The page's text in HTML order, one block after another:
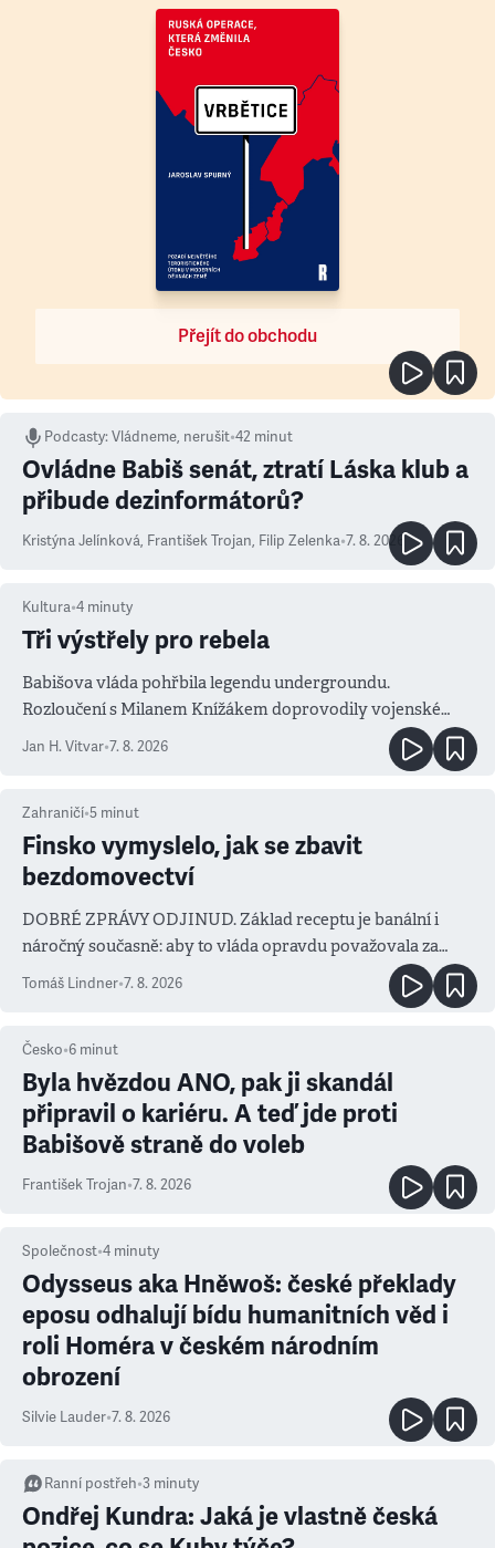
Přejít do obchodu
Podcasty:Vládneme, nerušit•42 minut
Ovládne Babiš senát, ztratí Láska klub a
přibude dezinformátorů?
Kristýna Jelínková, František Trojan, Filip Zelenka•7. 8. 2026
Kultura•4 minuty
Tři výstřely pro rebela
Babišova vláda pohřbila legendu undergroundu.
Rozloučení s Milanem Knížákem doprovodily vojenské
salvy i kritika pokrokářů
Jan H. Vitvar•7. 8. 2026
Zahraničí•5 minut
Finsko vymyslelo, jak se zbavit
bezdomovectví
DOBRÉ ZPRÁVY ODJINUD. Základ receptu je banální i
náročný současně: aby to vláda opravdu považovala za
prioritu
Tomáš Lindner•7. 8. 2026
Česko•6 minut
Byla hvězdou ANO, pak ji skandál
připravil o kariéru. A teď jde proti
Babišově straně do voleb
František Trojan•7. 8. 2026
Společnost•4 minuty
Odysseus aka Hněwoš: české překlady
eposu odhalují bídu humanitních věd i
roli Homéra v českém národním
obrození
Silvie Lauder•7. 8. 2026
Ranní postřeh•3 minuty
Ondřej Kundra: Jaká je vlastně česká